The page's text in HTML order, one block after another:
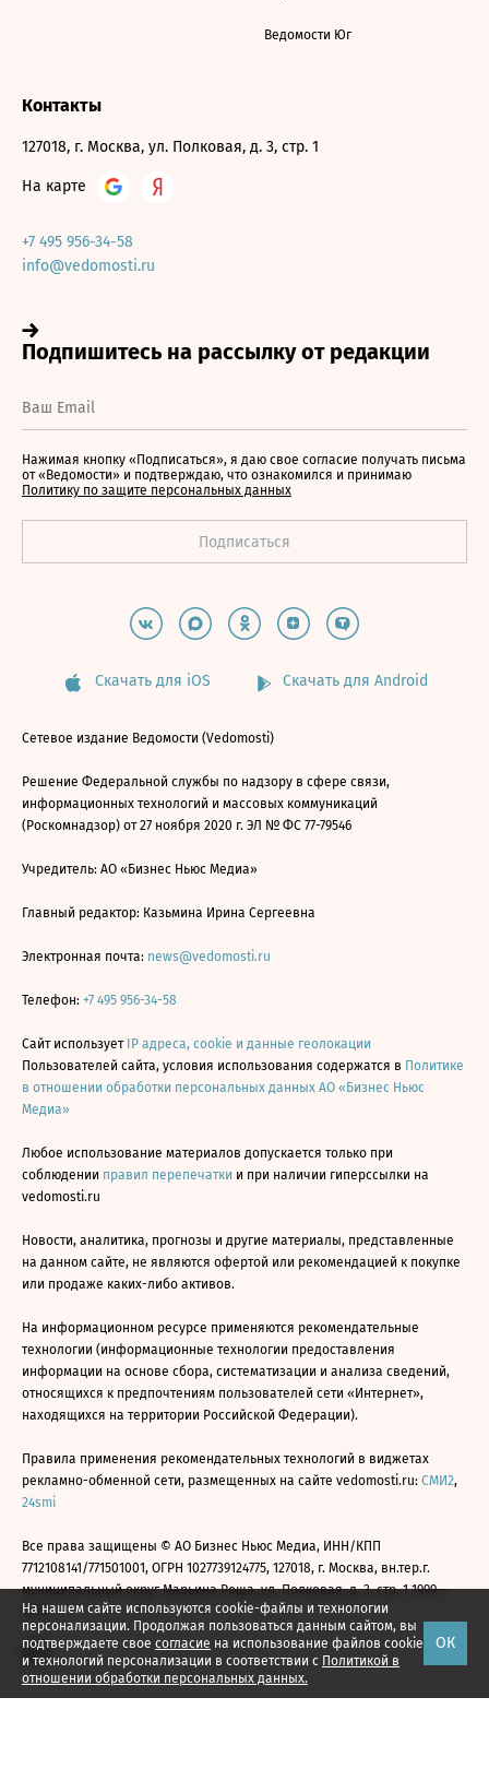
На нашем сайте используются cookie-файлы и технологии
персонализации. Продолжая пользоваться данным сайтом, вы
подтверждаете свое согласие на использование файлов cookie
и технологий персонализации в соответствии с Политикой в
отношении обработки персональных данных.
ОК
Ведомости Юг
Контакты
127018, г. Москва, ул. Полковая, д. 3, стр. 1
На карте
+7 495 956-34-58
info@vedomosti.ru
Нажимая кнопку «Подписаться», я даю свое согласие получать письма
от «Ведомости» и подтверждаю, что ознакомился и принимаю
Политику по защите персональных данных
Скачать для iOS Скачать для Android
Сетевое издание Ведомости (Vedomosti)
Решение Федеральной службы по надзору в сфере связи,
информационных технологий и массовых коммуникаций
(Роскомнадзор) от 27 ноября 2020 г. ЭЛ № ФС 77-79546
Учредитель: АО «Бизнес Ньюс Медиа»
Главный редактор: Казьмина Ирина Сергеевна
Электронная почта: news@vedomosti.ru
Телефон: +7 495 956-34-58
Сайт использует IP адреса, cookie и данные геолокации
Пользователей сайта, условия использования содержатся в Политике
в отношении обработки персональных данных АО «Бизнес Ньюс
Медиа»
Любое использование материалов допускается только при
соблюдении правил перепечатки и при наличии гиперссылки на
vedomosti.ru
Новости, аналитика, прогнозы и другие материалы, представленные
на данном сайте, не являются офертой или рекомендацией к покупке
или продаже каких-либо активов.
На информационном ресурсе применяются рекомендательные
технологии (информационные технологии предоставления
информации на основе сбора, систематизации и анализа сведений,
относящихся к предпочтениям пользователей сети «Интернет»,
находящихся на территории Российской Федерации).
Правила применения рекомендательных технологий в виджетах
рекламно-обменной сети, размещенных на сайте vedomosti.ru: СМИ2,
24smi
Все права защищены © АО Бизнес Ньюс Медиа, ИНН/КПП
7712108141/771501001, ОГРН 1027739124775, 127018, г. Москва, вн.тер.г.
муниципальный округ Марьина Роща, ул. Полковая, д. 3, стр. 1 1999—
2026